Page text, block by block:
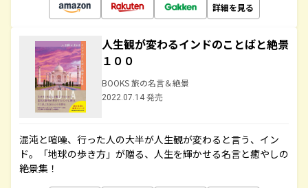
詳細を見る
人生観が変わるインドのことばと絶景
１００
BOOKS 旅の名言＆絶景
2022.07.14 発売
混沌と喧噪、行った人の大半が人生観が変わると言う、イン
ド。「地球の歩き方」が贈る、人生を輝かせる名言と癒やしの
絶景集！